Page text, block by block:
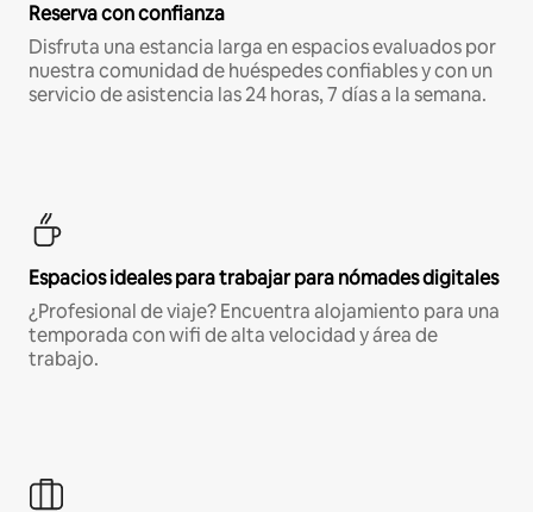
Reserva con confianza
Disfruta una estancia larga en espacios evaluados por
nuestra comunidad de huéspedes confiables y con un
servicio de asistencia las 24 horas, 7 días a la semana.
Espacios ideales para trabajar para nómades digitales
¿Profesional de viaje? Encuentra alojamiento para una
temporada con wifi de alta velocidad y área de
trabajo.